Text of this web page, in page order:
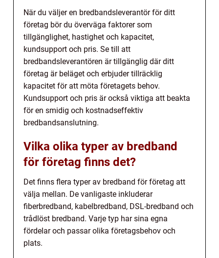
När du väljer en bredbandsleverantör för ditt
företag bör du överväga faktorer som
tillgänglighet, hastighet och kapacitet,
kundsupport och pris. Se till att
bredbandsleverantören är tillgänglig där ditt
företag är beläget och erbjuder tillräcklig
kapacitet för att möta företagets behov.
Kundsupport och pris är också viktiga att beakta
för en smidig och kostnadseffektiv
bredbandsanslutning.
Vilka olika typer av bredband
för företag finns det?
Det finns flera typer av bredband för företag att
välja mellan. De vanligaste inkluderar
fiberbredband, kabelbredband, DSL-bredband och
trådlöst bredband. Varje typ har sina egna
fördelar och passar olika företagsbehov och
plats.